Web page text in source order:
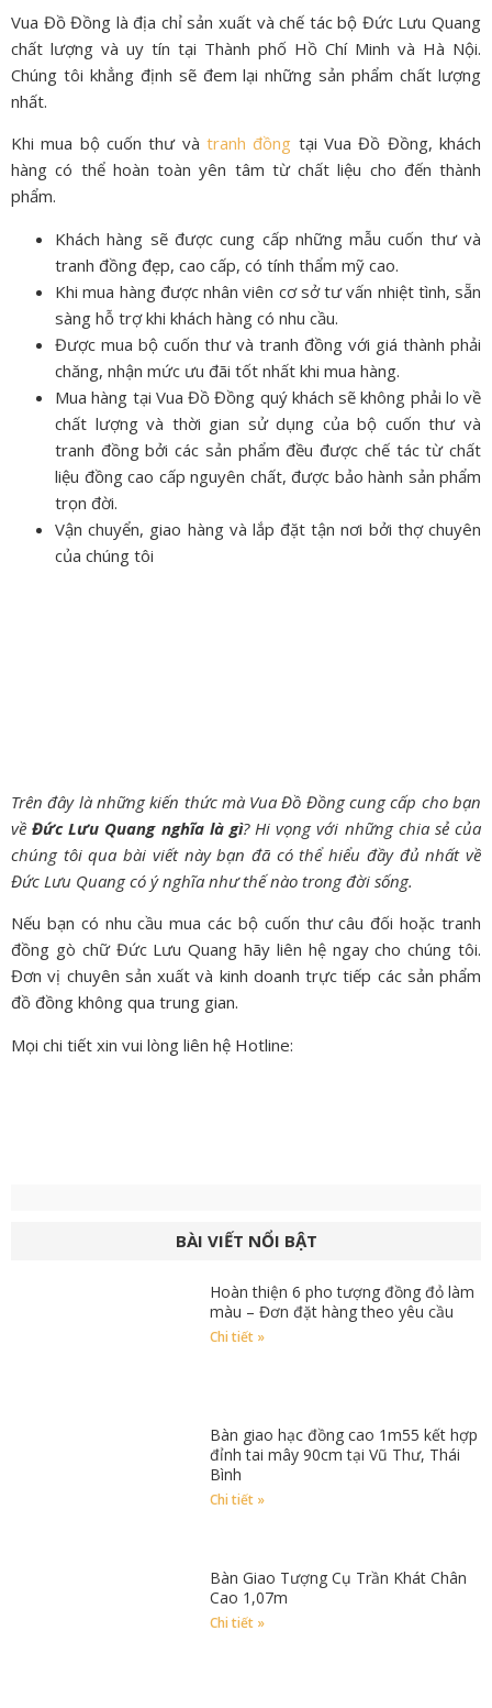
Vua Đồ Đồng là địa chỉ sản xuất và chế tác bộ Đức Lưu Quang
chất lượng và uy tín tại Thành phố Hồ Chí Minh và Hà Nội.
Chúng tôi khẳng định sẽ đem lại những sản phẩm chất lượng
nhất.
Khi mua bộ cuốn thư và tranh đồng tại Vua Đồ Đồng, khách
hàng có thể hoàn toàn yên tâm từ chất liệu cho đến thành
phẩm.
Khách hàng sẽ được cung cấp những mẫu cuốn thư và
tranh đồng đẹp, cao cấp, có tính thẩm mỹ cao.
Khi mua hàng được nhân viên cơ sở tư vấn nhiệt tình, sẵn
sàng hỗ trợ khi khách hàng có nhu cầu.
Được mua bộ cuốn thư và tranh đồng với giá thành phải
chăng, nhận mức ưu đãi tốt nhất khi mua hàng.
Mua hàng tại Vua Đồ Đồng quý khách sẽ không phải lo về
chất lượng và thời gian sử dụng của bộ cuốn thư và
tranh đồng bởi các sản phẩm đều được chế tác từ chất
liệu đồng cao cấp nguyên chất, được bảo hành sản phẩm
trọn đời.
Vận chuyển, giao hàng và lắp đặt tận nơi bởi thợ chuyên
của chúng tôi
Trên đây là những kiến thức mà Vua Đồ Đồng cung cấp cho bạn
vềĐức Lưu Quang nghĩa là gì? Hi vọng với những chia sẻ của
chúng tôi qua bài viết này bạn đã có thể hiểu đầy đủ nhất về
Đức Lưu Quang có ý nghĩa như thế nào trong đời sống.
Nếu bạn có nhu cầu mua các bộ cuốn thư câu đối hoặc tranh
đồng gò chữ Đức Lưu Quang hãy liên hệ ngay cho chúng tôi.
Đơn vị chuyên sản xuất và kinh doanh trực tiếp các sản phẩm
đồ đồng không qua trung gian.
Mọi chi tiết xin vui lòng liên hệ Hotline:
BÀI VIẾT NỔI BẬT
Hoàn thiện 6 pho tượng đồng đỏ làm
màu – Đơn đặt hàng theo yêu cầu
Chi tiết »
Bàn giao hạc đồng cao 1m55 kết hợp
đỉnh tai mây 90cm tại Vũ Thư, Thái
Bình
Chi tiết »
Bàn Giao Tượng Cụ Trần Khát Chân
Cao 1,07m
Chi tiết »